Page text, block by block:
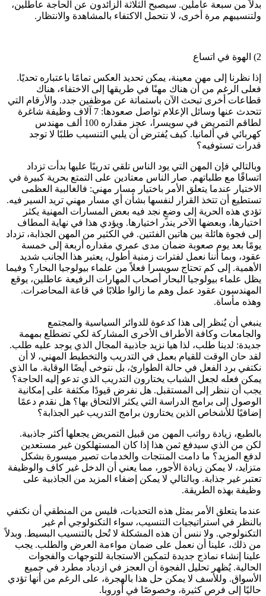
بدلاً من سبعة عاملين. سيصبح الثلاثة الزائدون عن الحاجة عاطلين،
ولتنسيبهم مرة أخرى، لا نتحمل الاكتفاء بالمشاهدة والانتظار.
2) الهوة في اتساع
إذا نظرنا إلى مهن معينة، يمكن تحديد العكس تمامًا باعتباره تحديًا.
فعلى الرغم من أن هناك مهنًا في طريقها إلى الاختفاء، هناك
قطاعات أخرى تبحث الآن باستماتة عن موظفين جدد. والأرقام التي
تتحدث عنها وسائل الإعلام تواصل صعودها: 7 آلاف وظيفة شاغرة
لطاقم التمريض في سويسرا، عجز مقداره 100 ألف مهندس
كهربائي في ألمانيا. كيف يُفترض أن يلبي التنسيب طلبًا لا توجد
قدرات تستوفيه؟
وبالتالي فإن المهن التي يود الناس تلقي تدريبًا عليها بدأت تزداد
اتساقًا مع طلباتهم. صار الناس معتادين على التمتع بحرية كبيرة في
الاختيار عندما يتعلق الأمر باختيار مسار مهني: فالغالبية العظمى
تستطيع أن تتخذ القرار لنفسها بشأن أي مسار مهني تريد السير فيه.
تؤدي هذه الحرية إلى وضعٍ نجد فيه بعض المسارات المهنية يكثر
اختيارها، وبعضها الآخر يندر اختيارها. ويؤدي هذا في نهاية المطاف
إلى فجوة هائلة بين هاتين الفئتين. في الكثير من المهن الجذابة، تزداد
يومًا بعد يوم صعوبة ضمان مدى عمري مقداره أربعة إلى خمسة
عقود، وبما أننا نعمل لفترات زمنية أطول، يعتبر هذا الجانب شديد
الأهمية. إلى كم تحتاج سويسرا فعلاً من علماء بيولوجيا البحار؟ وفيما
يظل علماء بيولوجيا البحار أصحاب المهارات الرفيعة عاطلين، يوقع
المهندسون عقود عمل وهم ما زالوا طلابًا في قاعة المحاضرات.
وهذه مأساة.
ينبغي أن يُنظر إلى هذا كدعوة للدوائر السياسية والمجتمع
والجامعات وكافة الأطراف الأخرى المشاركة لكي تضطلع بمهمة
جديدة: لدينا طلب، لذا هيا نزيد جاذبية المجال الذي يوجد عليه طلب.
لقد حان الوقت للقيام بعمل في التدريب والتخطيط المهني، لا أن
نكتفي برد الفعل في حالة الطوارئ، بل نتوخى أيضًا الوقاية. ما الذي
يمكن فعله لجعل الشباب يختارون التدريب الذي تدعو إليه الحاجة؟
يجب أن ننظر إلى المستقبل. هل نفرض قيودًا مكثفة على إمكانية
الوصول إلى برامج الدراسة التي يكثر الالتحاق بها؟ هل نقدم دعمًا
إضافيًا للأشخاص الذين يختارون برامج التدريب غير الجذابة؟
بالطبع، زيادة رواتب المهن من قبيل التمريض يجعلها أكثر جاذبية.
لكن من الذي سيدفع ثمن هذا إذا كان المستهلكون غير مستعدين
لدفع المزيد؟ ما دامت المنتجات والخدمات تصير ميسورة بشكل
متزايد، لا يمكن زيادة الأجور، مما يعني أن الدخل غير كاف والوظيفة
تعتبر غير جذابة. وبالتالي لا يمكن إضفاء المزيد من الجاذبية على
وظيفة بهذه الطريقة.
عندما يتعلق الأمر بمثل هذه التحديات، فليس من المنطقي أن نكتفي
بالنظر في استراتيجيات التنسيب، سواء التكنولوجي أم غير
التكنولوجي. ولا ننس أن هذه المشكلة لا تُحل بالتنسيب البسيط. وبدلاً
من ذلك، علينا أن نعمل على ضمان مواءمة العرض والطلب. يجب
علينا إنشاء نماذج جديدة لتمكين الاستجابة للتوجهات والفجوات
الحالية. يُظهر تحليل الفجوة أن العجز في ازدياد مطرد في جميع
الأسواق. وللأسف لا يمكن حل هذا بالهجرة، على الرغم من أنها تؤدي
حاليًا إلى فرص كثيرة، وخصوصًا في أوروبا.